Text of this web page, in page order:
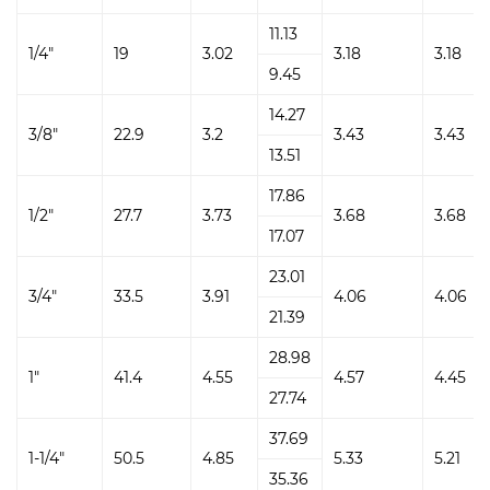
Muestra: disponible
Precio: >> DESCARGUE la lista de precios más reciente de
accesorios forjados de LISTA DE PRECIOS Y TECNOLOGÍA
Servicio: OEM personalizado
Entrega: 7-30 días según la cantidad del pedido.
1/4" 19 3.02
11.13
3.18
3.18
9.45
3/8" 22.9 3.2
14.27
3.43
3.43
13.51
1/2" 27.7 3.73
17.86
3.68
3.68
17.07
3/4" 33.5 3.91
23.01
4.06
4.06
21.39
1" 41.4 4.55
28.98
4.57
4.45
27.74
1-1/4" 50.5 4.85
37.69
5.33
5.21
35.36